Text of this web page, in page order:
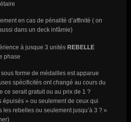
en cas de pénalité d’affinité ( on
dans un deck infâmie)
à jusque 3 unités REBELLE
phase
sous forme de médailles est apparue
spécificités ont changé au cours du
ce serait gratuit ou au prix de 1 ?
épuisés » ou seulement de ceux qui
les rebelles ou seulement jusqu’à 3 ? »